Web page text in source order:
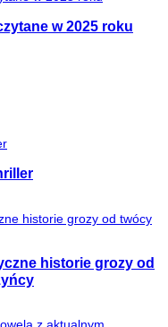
w 2025 roku
historie grozy od